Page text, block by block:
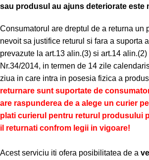
sau produsul au ajuns deteriorate este
Consumatorul are dreptul de a returna un
nevoit sa justifice returul si fara a suporta
prevazute la art.13 alin.(3) si art.14 alin.(2)
Nr.34/2014, in termen de 14 zile
ziua in care intra in posesia fizica a
returnare sunt suportate de
are raspunderea de a alege un curier
plati curierul pentru returul produsului
il returnati confrom legii in vigoare!
Acest serviciu iti ofera posibilitatea de a